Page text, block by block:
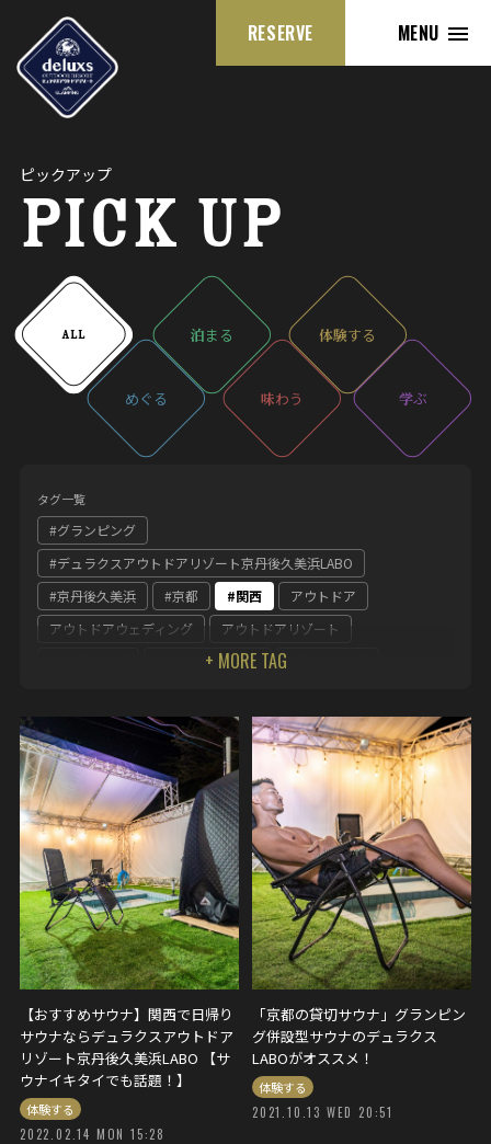
RESERVE MENU
ピックアップ
PICK UP
ALL 泊まる 体験する
めぐる 味わう 学ぶ
タグ一覧
#グランピング
#デュラクスアウトドアリゾート京丹後久美浜LABO
#京丹後久美浜
#京都 #関西
アウトドア
アウトドアウェディング
アウトドアリゾート
キャンペーン企画
グランピングの 関西
グランピング女子会
テーマパーク
デュラクス
デュラクスアウトドアリゾート京丹後久美浜LABO
デュラクスアウトドアリゾート冒険の森やまぞえ
ホテル丹後王国デュラクスアウトドアリゾート京丹後王国食のみ
やこ
丹後王国
京 丹後 京丹後久美浜
京都
京都グランピング
冒険の森 奈良県
女子会
整う サウナ
関西 関西 グランピング 食のみやこ
【おすすめサウナ】関西で日帰り
サウナならデュラクスアウトドア
リゾート京丹後久美浜LABO 【サ
ウナイキタイでも話題！】
体験する
2022.02.14 MON 15:28
「京都の貸切サウナ」グランピン
グ併設型サウナのデュラクス
LABOがオススメ！
体験する
2021.10.13 WED 20:51